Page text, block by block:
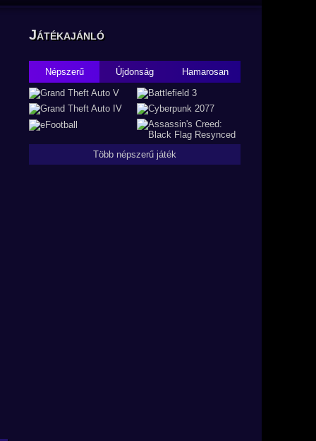
Játékajánló
Népszerű Újdonság Hamarosan
Több népszerű játék